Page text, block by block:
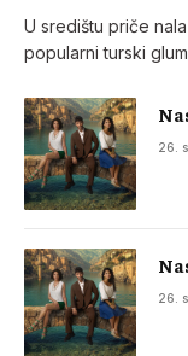
U središtu priče
popularni turski
26.
26.